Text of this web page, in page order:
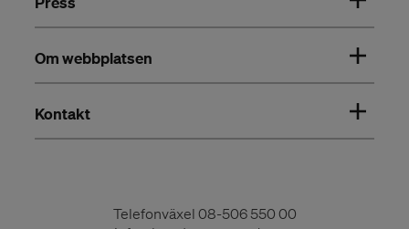
Om webbplatsen
Kontakt
Telefonväxel 08-506 550 00